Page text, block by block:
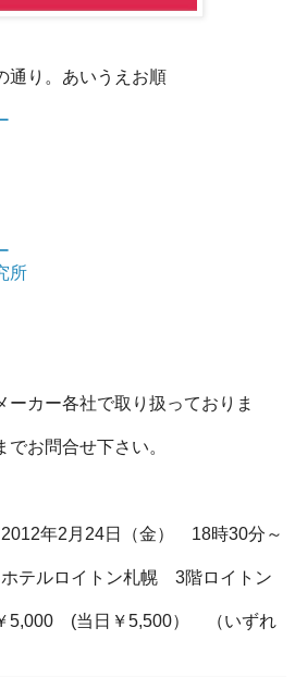
通り。あいうえお順
所
ーカー各社で取り扱っておりま
お問合せ下さい。
24日（金） 18時30分～
トン札幌 3階ロイトン
(当日￥5,500） （いずれ